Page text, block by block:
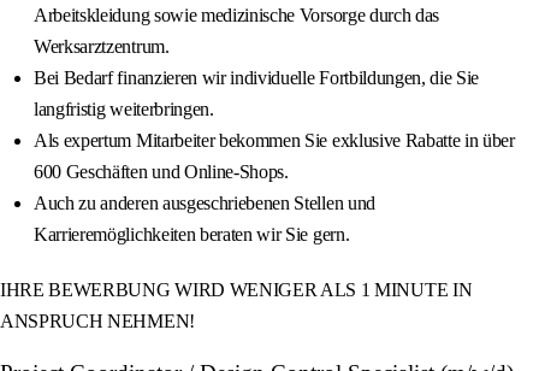
Arbeitskleidung sowie medizinische Vorsorge durch das
Werksarztzentrum.
Bei Bedarf finanzieren wir individuelle Fortbildungen, die Sie
langfristig weiterbringen.
Als expertum Mitarbeiter bekommen Sie exklusive Rabatte in über
600 Geschäften und Online-Shops.
Auch zu anderen ausgeschriebenen Stellen und
Karrieremöglichkeiten beraten wir Sie gern.
IHRE BEWERBUNG WIRD WENIGER ALS 1 MINUTE IN
ANSPRUCH NEHMEN!